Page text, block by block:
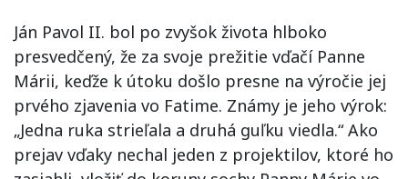
Ján Pavol II. bol po zvyšok života hlboko
presvedčený, že za svoje prežitie vďačí Panne
Márii, keďže k útoku došlo presne na výročie jej
prvého zjavenia vo Fatime. Známy je jeho výrok:
„Jedna ruka strieľala a druhá guľku viedla.“ Ako
prejav vďaky nechal jeden z projektilov, ktoré ho